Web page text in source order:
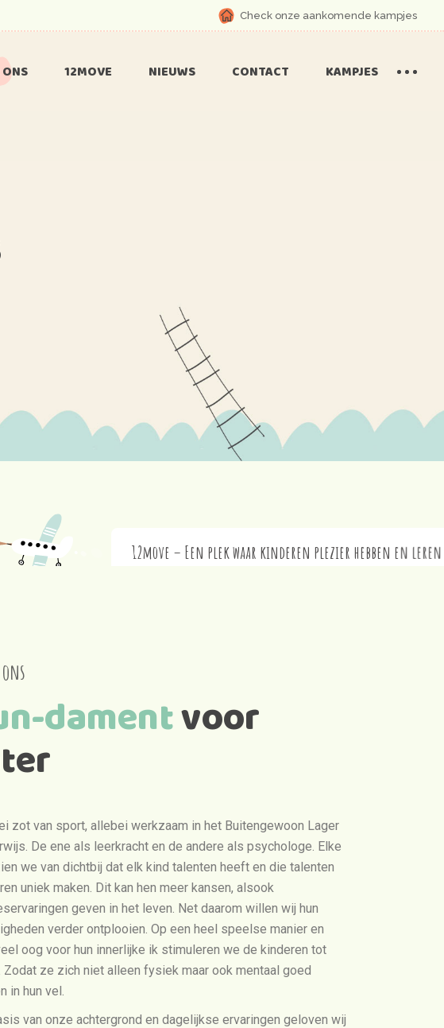
Check onze aankomende kampjes
12MOVE NIEUWS CONTACT KAMPJES
damentvoor
zot van sport, allebei werkzaam in het Buitengewoon Lager
De ene als leerkracht en de andere als psychologe. Elke
we van dichtbij dat elk kind talenten heeft en die talenten
uniek maken. Dit kan hen meer kansen, alsook
geven in het leven. Net daarom willen wij hun
verder ontplooien. Op een heel speelse manier en
oog voor hun innerlijke ik stimuleren we de kinderen tot
Zodat ze zich niet alleen fysiek maar ook mentaal goed
in hun vel.
van onze achtergrond en dagelijkse ervaringen geloven wij